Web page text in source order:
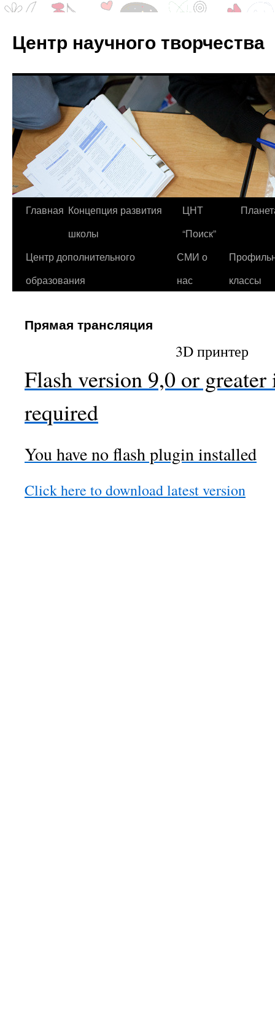
Центр научного творчества
Перейти
содержимому
Главная Концепция развития
школы
ЦНТ
“Поиск”
Центр дополнительного
образования
СМИ о
нас
классы
Прямая трансляция
3D принтер
Flash version 9,0 or greater
required
You have no flash plugin installed
Click here to download latest version